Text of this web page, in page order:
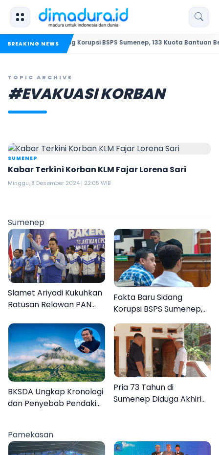
BREAKING NEWS
Baru Sidang Korupsi BSPS Sumenep, 133 Kuota Bantuan Berasal
TOPIC ARCHIVE
#EVAKUASI KORBAN
SUMENEP
Kabar Terkini Korban KLM Fajar Lorena Sari
Minggu, 8 Desember 2024 | 22:05 WIB
Sumenep
Slamet Ariyadi Kukuhkan
Ratusan Relawan PAN
Gerak Cepat Bantu
Rakyat
Fakta Baru Sidang
Korupsi BSPS Sumenep,
133 Kuota Bantuan
Berasal dari Kediri
BKSDA Ungkap Kronologi
dan Penyebab Pendaki
Pria 73 Tahun di
Sumenep Diduga Akhiri
Pamekasan